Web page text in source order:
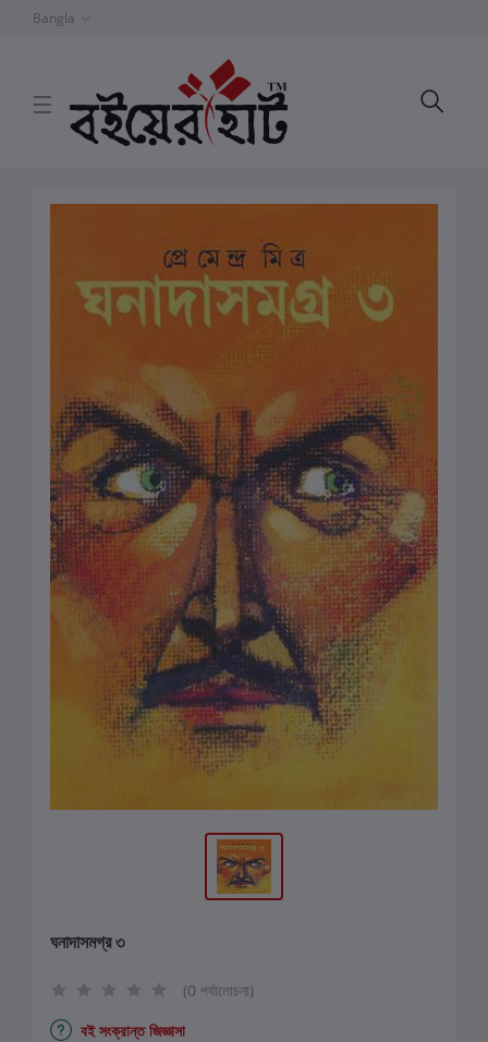
Bangla
ঘনাদাসমগ্র ৩
(0 পর্যালোচনা)
বই সংক্রান্ত জিজ্ঞাসা